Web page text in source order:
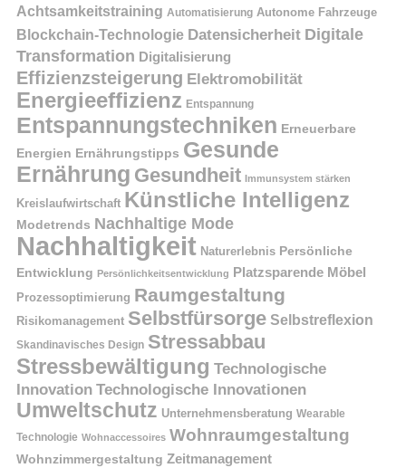
Achtsamkeitstraining Automatisierung Autonome Fahrzeuge
Blockchain-Technologie Datensicherheit Digitale
Transformation Digitalisierung
Effizienzsteigerung Elektromobilität
Energieeffizienz Entspannung
Entspannungstechniken Erneuerbare
Energien Ernährungstipps Gesunde
Ernährung Gesundheit Immunsystem stärken
Kreislaufwirtschaft Künstliche Intelligenz
Modetrends Nachhaltige Mode
Nachhaltigkeit Naturerlebnis Persönliche
Entwicklung Persönlichkeitsentwicklung Platzsparende Möbel
Prozessoptimierung Raumgestaltung
Risikomanagement Selbstfürsorge Selbstreflexion
Skandinavisches Design Stressabbau
Stressbewältigung Technologische
Innovation Technologische Innovationen
Umweltschutz Unternehmensberatung Wearable
Technologie Wohnaccessoires Wohnraumgestaltung
Wohnzimmergestaltung Zeitmanagement